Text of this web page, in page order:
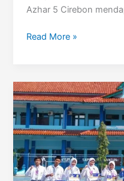
Azhar 5 Cirebon
Tuan
Sains
Indonesia
2024
Read More »